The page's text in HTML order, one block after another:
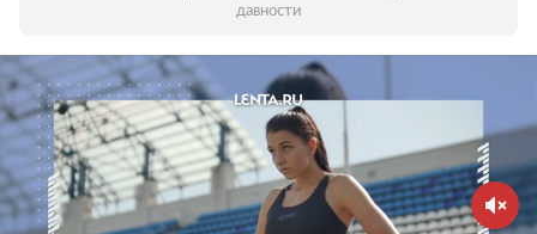
давности